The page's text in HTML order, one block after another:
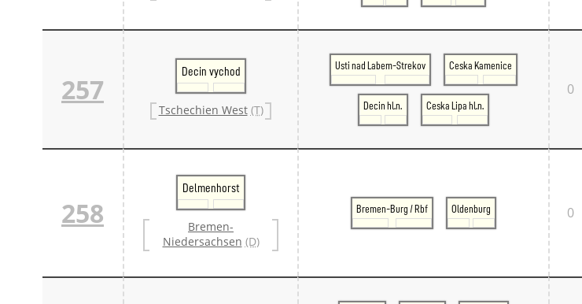
257
Decin vychod
Tschechien West (T)
Usti nad Labem-Strekov Ceska Kamenice
Decin hl.n. Ceska Lipa hl.n.
0
258
Delmenhorst
Bremen-
Niedersachsen (D)
Bremen-Burg / Rbf Oldenburg 0